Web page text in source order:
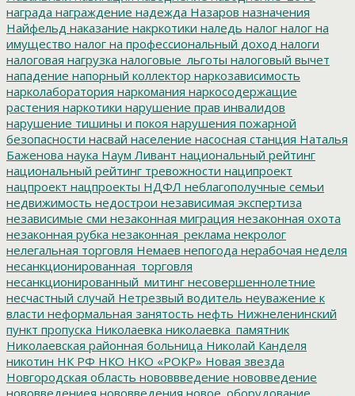
награда награждение надежда Назаров назначения
Найфельд наказание накркотики наледь налог налог на
имущество налог на профессиональный доход налоги
налоговая нагрузка налоговые_льготы налоговый вычет
нападение напорный коллектор наркозависимость
нарколаборатория наркомания наркосодержащие
растения наркотики нарушение прав инвалидов
нарушение тишины и покоя нарушения пожарной
безопасности насвай население насосная станция Наталья
Баженова наука Наум Ливант национальный рейтинг
национальный рейтинг тревожности наципроект
нацпроект нацпроекты НДФЛ неблагополучные семьи
недвижимость недострои независимая экспертиза
независимые сми незаконная миграция незаконная охота
незаконная рубка незаконная_реклама некролог
нелегальная торговля Немаев непогода нерабочая неделя
несанкционированная_торговля
несанкционированный_митинг несовершеннолетние
несчастный случай Нетрезвый водитель неуважение к
власти неформальная занятость нефть Нижнеленинский
пункт пропуска Николаевка николаевка_памятник
Николаевская районная больница Николай Канделя
никотин НК РФ НКО НКО «РОКР» Новая звезда
Новгородская область нововвведение нововведение
нововведениея нововведения новое_оборудование